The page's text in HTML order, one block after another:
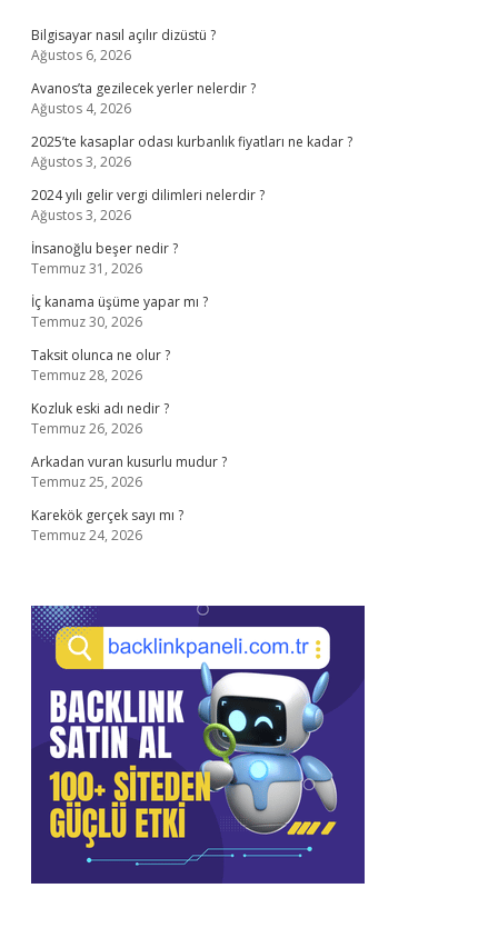
Bilgisayar nasıl açılır dizüstü ?
Ağustos 6, 2026
Avanos’ta gezilecek yerler nelerdir ?
Ağustos 4, 2026
2025’te kasaplar odası kurbanlık fiyatları ne kadar ?
Ağustos 3, 2026
2024 yılı gelir vergi dilimleri nelerdir ?
Ağustos 3, 2026
İnsanoğlu beşer nedir ?
Temmuz 31, 2026
İç kanama üşüme yapar mı ?
Temmuz 30, 2026
Taksit olunca ne olur ?
Temmuz 28, 2026
Kozluk eski adı nedir ?
Temmuz 26, 2026
Arkadan vuran kusurlu mudur ?
Temmuz 25, 2026
Karekök gerçek sayı mı ?
Temmuz 24, 2026